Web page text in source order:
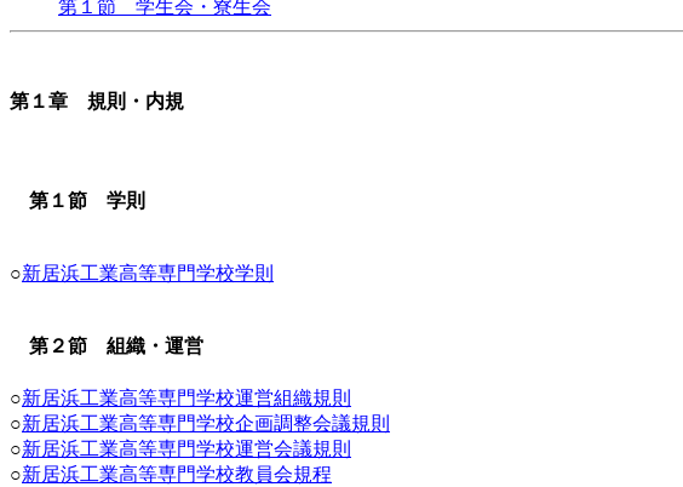
第１節 学生会・寮生会
第１章 規則・内規
第１節 学則
○新居浜工業高等専門学校学則
第２節 組織・運営
○新居浜工業高等専門学校運営組織規則
○新居浜工業高等専門学校企画調整会議規則
○新居浜工業高等専門学校運営会議規則
○新居浜工業高等専門学校教員会規程